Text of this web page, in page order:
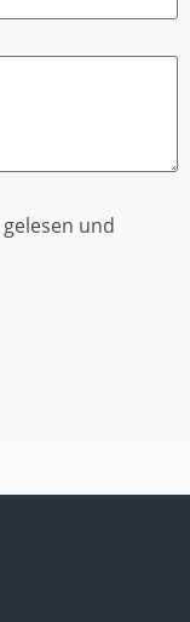
gelesen und